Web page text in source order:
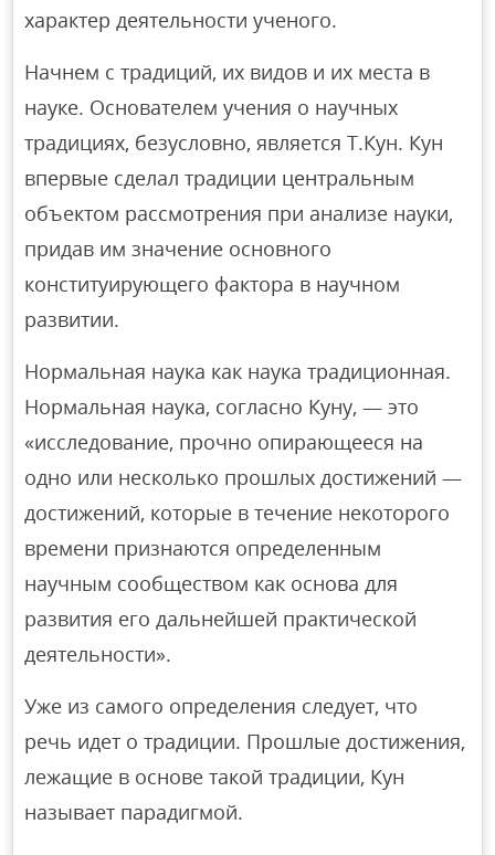
характер деятельности ученого.
Начнем с традиций, их видов и их места в
науке. Основателем учения о научных
традициях, безусловно, является Т.Кун. Кун
впервые сделал традиции центральным
объектом рассмотрения при анализе науки,
придав им значение основного
конституирующего фактора в научном
развитии.
Нормальная наука как наука традиционная.
Нормальная наука, согласно Куну, — это
«исследование, прочно опирающееся на
одно или несколько прошлых достижений —
достижений, которые в течение некоторого
времени признаются определенным
научным сообществом как основа для
развития его дальнейшей практической
деятельности».
Уже из самого определения следует, что
речь идет о традиции. Прошлые достижения,
лежащие в основе такой традиции, Кун
называет парадигмой.